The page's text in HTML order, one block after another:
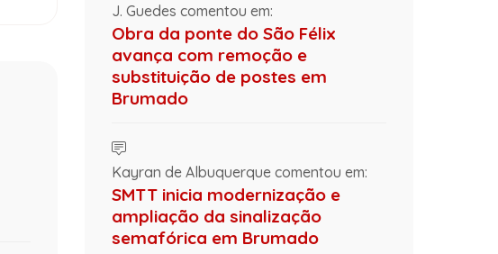
J. Guedes comentou em:
Obra da ponte do São Félix
avança com remoção e
substituição de postes em
Brumado
Kayran de Albuquerque comentou em:
SMTT inicia modernização e
ampliação da sinalização
semafórica em Brumado